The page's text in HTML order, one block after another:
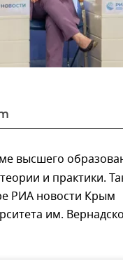
высшего
и практики.
РИА новости Крым
им.